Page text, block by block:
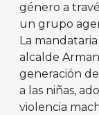
género a
un grupo
La
alcalde
generación
a las niñas,
violencia